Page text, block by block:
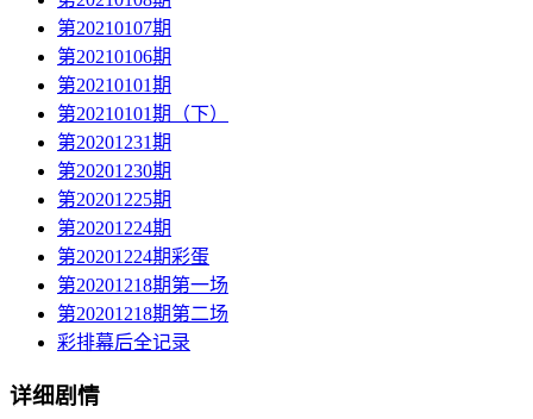
第20210107期
第20210106期
第20210101期
第20210101期（下）
第20201231期
第20201230期
第20201225期
第20201224期
第20201224期彩蛋
第20201218期第一场
第20201218期第二场
彩排幕后全记录
详细剧情